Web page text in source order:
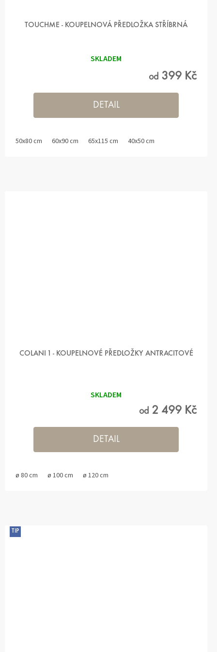
TOUCHME - KOUPELNOVÁ PŘEDLOŽKA STŘÍBRNÁ
SKLADEM
od 399 Kč
DETAIL
50x80 cm 60x90 cm 65x115 cm 40x50 cm
COLANI 1 - KOUPELNOVÉ PŘEDLOŽKY ANTRACITOVÉ
SKLADEM
od 2 499 Kč
DETAIL
ø 80 cm ø 100 cm ø 120 cm
TIP